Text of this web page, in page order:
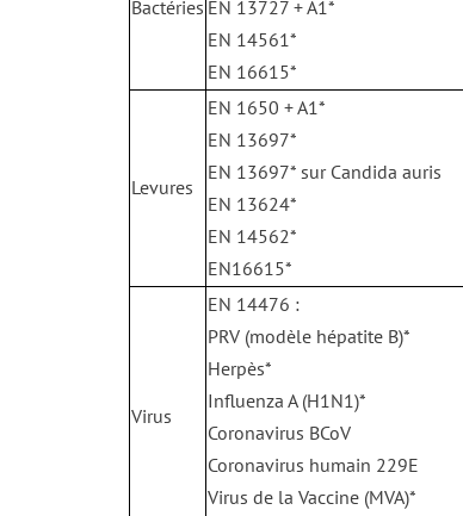
Bactéries EN 13727 + A1*
EN 14561*
EN 16615*
Levures
EN 1650 + A1*
EN 13697*
EN 13697* sur Candida auris
EN 13624*
EN 14562*
EN16615*
Virus
EN 14476 :
PRV (modèle hépatite B)*
Herpès*
Influenza A (H1N1)*
Coronavirus BCoV
Coronavirus humain 229E
Virus de la Vaccine (MVA)*